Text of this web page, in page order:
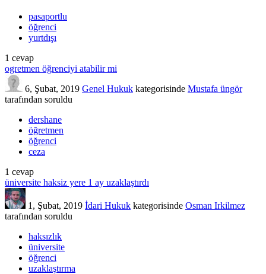
pasaportlu
öğrenci
yurtdışı
1 cevap
ogretmen öğrenciyi atabilir mi
6, Şubat, 2019 Genel Hukuk kategorisinde Mustafa üngör
tarafından soruldu
dershane
öğretmen
öğrenci
ceza
1 cevap
üniversite haksiz yere 1 ay uzaklaştırdı
1, Şubat, 2019 İdari Hukuk kategorisinde Osman Irkilmez
tarafından soruldu
haksızlık
üniversite
öğrenci
uzaklaştırma